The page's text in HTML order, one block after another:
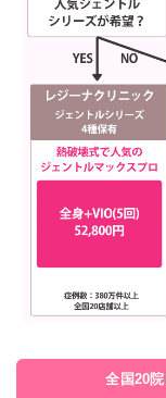
全国20